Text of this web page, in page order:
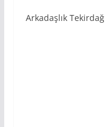
Arkadaşlık Tekirdağ